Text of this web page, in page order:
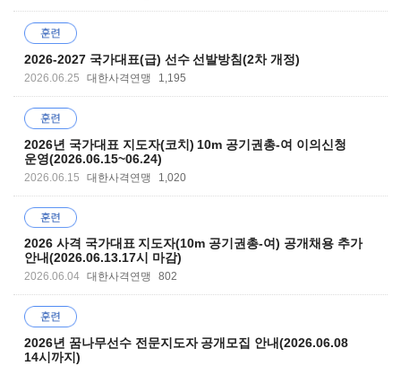
2026-2027 국가대표(급) 선수 선발방침(2차 개정)
2026.06.25 대한사격연맹 1,195
2026년 국가대표 지도자(코치) 10m 공기권총-여 이의신청
운영(2026.06.15~06.24)
2026.06.15 대한사격연맹 1,020
2026 사격 국가대표 지도자(10m 공기권총-여) 공개채용 추가
안내(2026.06.13.17시 마감)
2026.06.04 대한사격연맹 802
2026년 꿈나무선수 전문지도자 공개모집 안내(2026.06.08
14시까지)